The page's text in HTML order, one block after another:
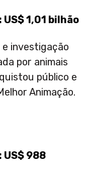
1,01 bilhão
investigação
por animais
público e
Animação.
988